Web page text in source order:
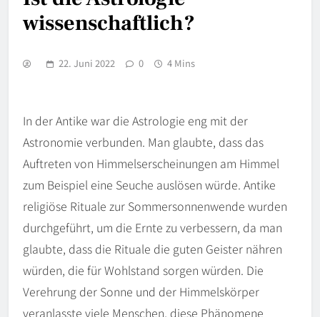
wissenschaftlich?
22. Juni 2022 0 4 Mins
In der Antike war die Astrologie eng mit der
Astronomie verbunden. Man glaubte, dass das
Auftreten von Himmelserscheinungen am Himmel
zum Beispiel eine Seuche auslösen würde. Antike
religiöse Rituale zur Sommersonnenwende wurden
durchgeführt, um die Ernte zu verbessern, da man
glaubte, dass die Rituale die guten Geister nähren
würden, die für Wohlstand sorgen würden. Die
Verehrung der Sonne und der Himmelskörper
veranlasste viele Menschen, diese Phänomene